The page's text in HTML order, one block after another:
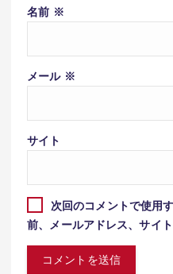
名前 ※
メール ※
サイト
次回のコメントで使用
前、メールアドレス、サイト